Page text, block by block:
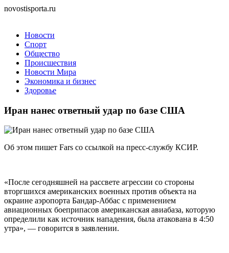
novostisporta.ru
Новости
Спорт
Общество
Происшествия
Новости Мира
Экономика и бизнес
Здоровье
Иран нанес ответный удар по базе США
Об этом пишет Fars со ссылкой на пресс-службу КСИР.
«После сегодняшней на рассвете агрессии со стороны
вторгшихся американских военных против объекта на
окраине аэропорта Бандар-Аббас с применением
авиационных боеприпасов американская авиабаза, которую
определили как источник нападения, была атакована в 4:50
утра», — говорится в заявлении.